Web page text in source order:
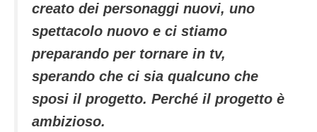
creato dei personaggi nuovi, uno
spettacolo nuovo e ci stiamo
preparando per tornare in tv,
sperando che ci sia qualcuno che
sposi il progetto. Perché il progetto è
ambizioso.